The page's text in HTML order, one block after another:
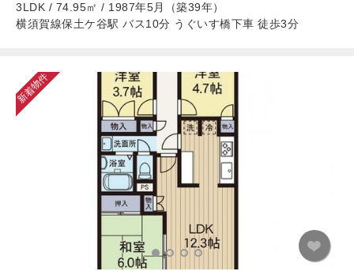
3LDK / 74.95㎡ / 1987年5月（築39年）
横須賀線保土ケ谷駅 バス10分 うぐいす橋下車 徒歩3分
新着物件